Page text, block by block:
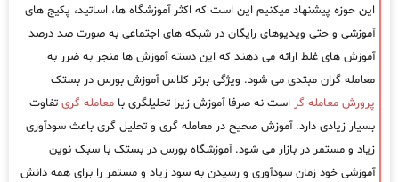
این حوزه پیشنهاد میکنیم این است که اکثر آموزشگاه ها، اساتید، پکیج های
آموزشی و حتی ویدیوهای رایگان در شبکه های اجتماعی به صورت صد درصد
آموزش های غلط ارائه می دهند که این دسته آموزش ها منجر به ضرر به
معامله گران مبتدی می شود. ویژگی برتر کلاس آموزش بورس در بستک
پرورش معامله گر است نه صرفا آموزش زیرا تحلیلگری با معامله گری تفاوت
بسیار زیادی دارد. آموزش صحیح در معامله گری و تحلیل گری باعث سودآوری
زیاد و مستمر در بازار می شود. آموزشگاه بورس در بستک با سبک نوین
آموزشی خود زمان سودآوری و رسیدن به سود زیاد و مستمر را برای همه دانش